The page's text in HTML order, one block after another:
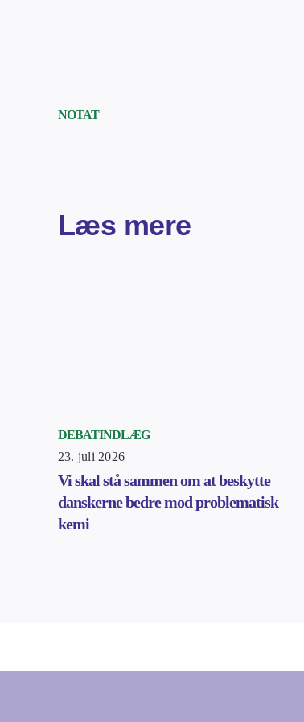
NOTAT
Læs mere
DEBATINDLÆG
23. juli 2026
Vi skal stå sammen om at beskytte
danskerne bedre mod problematisk
kemi